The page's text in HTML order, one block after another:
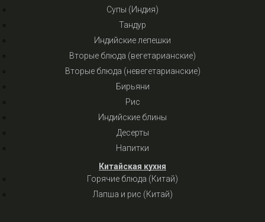
Супы (Индия)
Тандур
Индийские лепешки
Вторые блюда (вегетарианские)
Вторые блюда (невегетарианские)
Бирьяни
Рис
Индийские блины
Десерты
Напитки
Китайская кухня
Горячие блюда (Китай)
Лапша и рис (Китай)